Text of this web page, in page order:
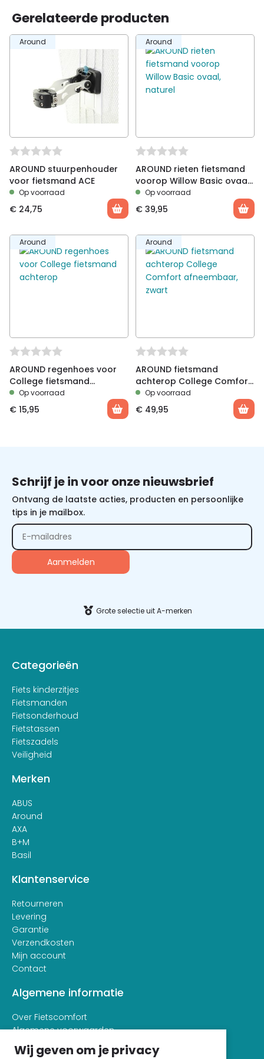
Gerelateerde producten
Around
AROUND stuurpenhouder
voor fietsmand ACE
Op voorraad
€ 24,75
Around
AROUND rieten fietsmand
voorop Willow Basic ovaal,
naturel
Op voorraad
€ 39,95
Around
AROUND regenhoes voor
College fietsmand
achterop
Op voorraad
€ 15,95
Around
AROUND fietsmand
achterop College Comfort
afneembaar, zwart
Op voorraad
€ 49,95
Schrijf je in voor onze nieuwsbrief
Ontvang de laatste acties, producten en persoonlijke
tips in je mailbox.
Grote selectie uit A-merken
Categorieën
Fiets kinderzitjes
Fietsmanden
Fietsonderhoud
Fietstassen
Fietszadels
Veiligheid
Merken
ABUS
Around
AXA
B+M
Basil
Klantenservice
Retourneren
Levering
Garantie
Verzendkosten
Mijn account
Contact
Algemene informatie
Over Fietscomfort
Algemene voorwaarden
Privacy- en cookieverklaring
Wij geven om je privacy